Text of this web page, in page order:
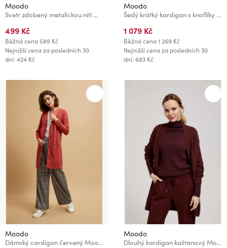
Moodo
Svetr zdobený metalickou nití Moodo
499 Kč
Běžná cena589 Kč
Nejnižší cena za posledních 30
dní: 424 Kč
Moodo
Šedý krátký kardigan s knoflíky Moodo
1 079 Kč
Běžná cena1 269 Kč
Nejnižší cena za posledních 30
dní: 683 Kč
Moodo
Dámský cardigan červený Moodo
Moodo
Dlouhý kardigan kaštanový Moodo